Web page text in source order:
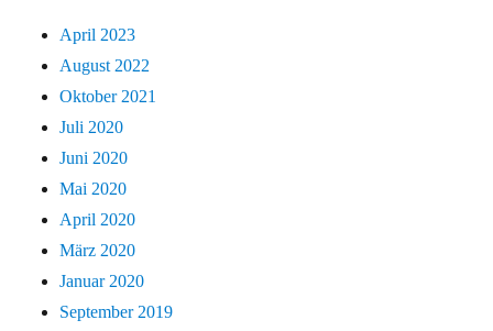
April 2023
August 2022
Oktober 2021
Juli 2020
Juni 2020
Mai 2020
April 2020
März 2020
Januar 2020
September 2019